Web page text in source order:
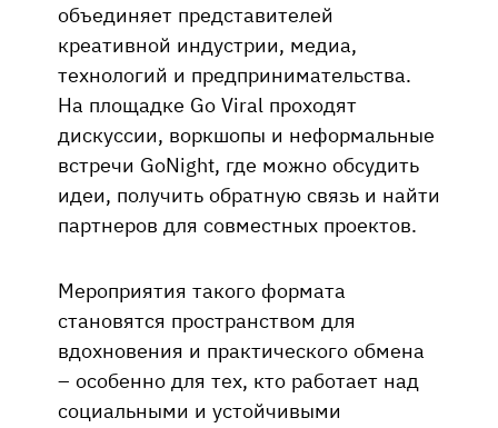
объединяет представителей
креативной индустрии, медиа,
технологий и предпринимательства.
На площадке Go Viral проходят
дискуссии, воркшопы и неформальные
встречи GoNight, где можно обсудить
идеи, получить обратную связь и найти
партнеров для совместных проектов.
Мероприятия такого формата
становятся пространством для
вдохновения и практического обмена
– особенно для тех, кто работает над
социальными и устойчивыми